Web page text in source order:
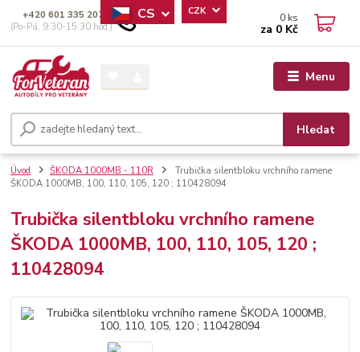
Menu
CS CZK
Hledat
+420 601 335 207
(Po-Pá, 9:30-15:30 hod.)
0 ks
za 0 Kč
Úvod ŠKODA 1000MB - 110R
Trubička silentbloku vrchního ramene
ŠKODA 1000MB, 100, 110, 105, 120 ; 110428094
Trubička silentbloku vrchního ramene
ŠKODA 1000MB, 100, 110, 105, 120 ;
110428094